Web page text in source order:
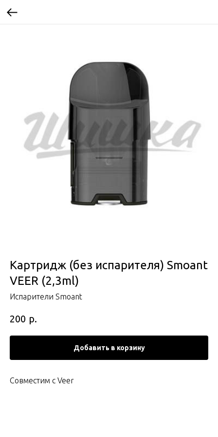
Картридж (без испарителя) Smoant
VEER (2,3ml)
Испарители Smoant
200 р.
Добавить в корзину
Совместим с Veer